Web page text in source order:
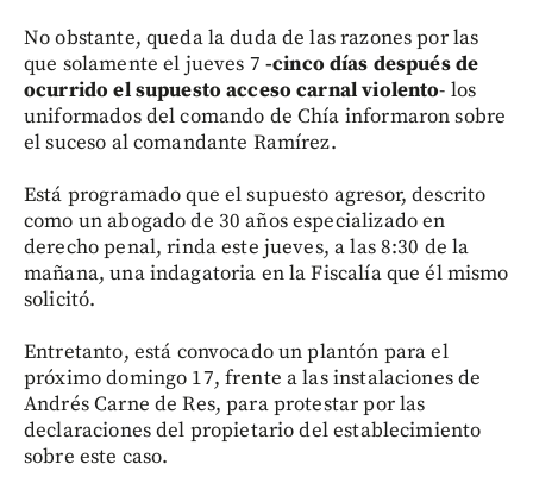
No obstante, queda la duda de las razones por las
que solamente el jueves 7 -cinco días después de
ocurrido el supuesto acceso carnal violento- los
uniformados del comando de Chía informaron sobre
el suceso al comandante Ramírez.
Está programado que el supuesto agresor, descrito
como un abogado de 30 años especializado en
derecho penal, rinda este jueves, a las 8:30 de la
mañana, una indagatoria en la Fiscalía que él mismo
solicitó.
Entretanto, está convocado un plantón para el
próximo domingo 17, frente a las instalaciones de
Andrés Carne de Res, para protestar por las
declaraciones del propietario del establecimiento
sobre este caso.